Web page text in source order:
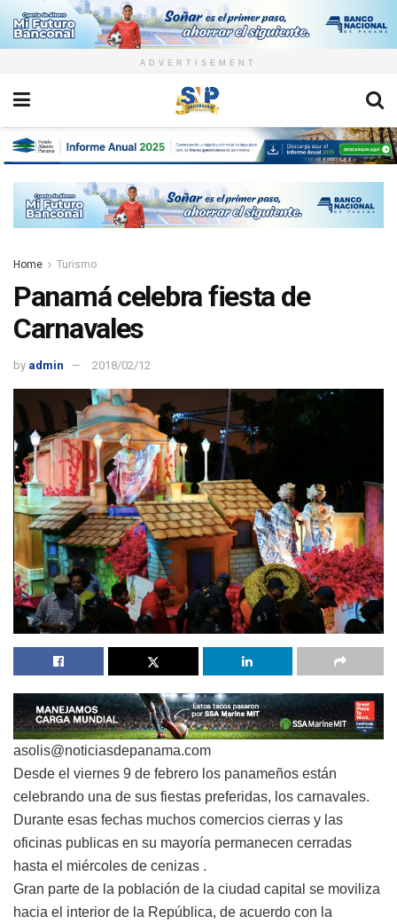
ADVERTISEMENT
Home Turismo
Panamá celebra fiesta de
Carnavales
by admin 2018/02/12
asolis@noticiasdepanama.com
Desde el viernes 9 de febrero los panameños están
celebrando una de sus fiestas preferidas, los carnavales.
Durante esas fechas muchos comercios cierras y las
oficinas publicas en su mayoría permanecen cerradas
hasta el miércoles de cenizas .
Gran parte de la población de la ciudad capital se moviliza
hacia el interior de la República, de acuerdo con la